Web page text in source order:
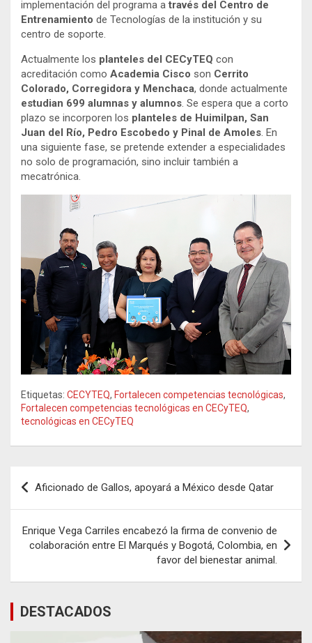
implementación del programa através del Centro de
Entrenamiento de Tecnologías de la institución y su
centro de soporte.
Actualmente los planteles del CECyTEQ con
acreditación como Academia Cisco son Cerrito
Colorado, Corregidora y Menchaca, donde actualmente
estudian 699 alumnas y alumnos . Se espera que a corto
plazo se incorporen los planteles de Huimilpan, San
Juan del Río, Pedro Escobedo y Pinal de Amoles . En
una siguiente fase, se pretende extender a especialidades
no solo de programación, sino incluir también a
mecatrónica.
Etiquetas: CECYTEQ, Fortalecen competencias tecnológicas,
Fortalecen competencias tecnológicas en CECyTEQ,
tecnológicas en CECyTEQ
Navegación
de
entradas
Aficionado de Gallos, apoyará a México desde Qatar
Enrique Vega Carriles encabezó la firma de convenio de
colaboración entre El Marqués y Bogotá, Colombia, en
favor del bienestar animal.
DESTACADOS